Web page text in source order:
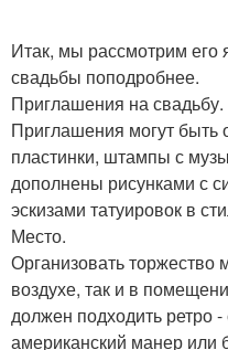
Итак, мы рассмотрим его
свадьбы поподробнее.
Приглашения на свадьбу.
Приглашения могут
пластинки, штампы с
дополнены рисунками с
эскизами татуировок в
Место.
Организовать торжество
воздухе, так и в
должен подходить ретро
американский манер или